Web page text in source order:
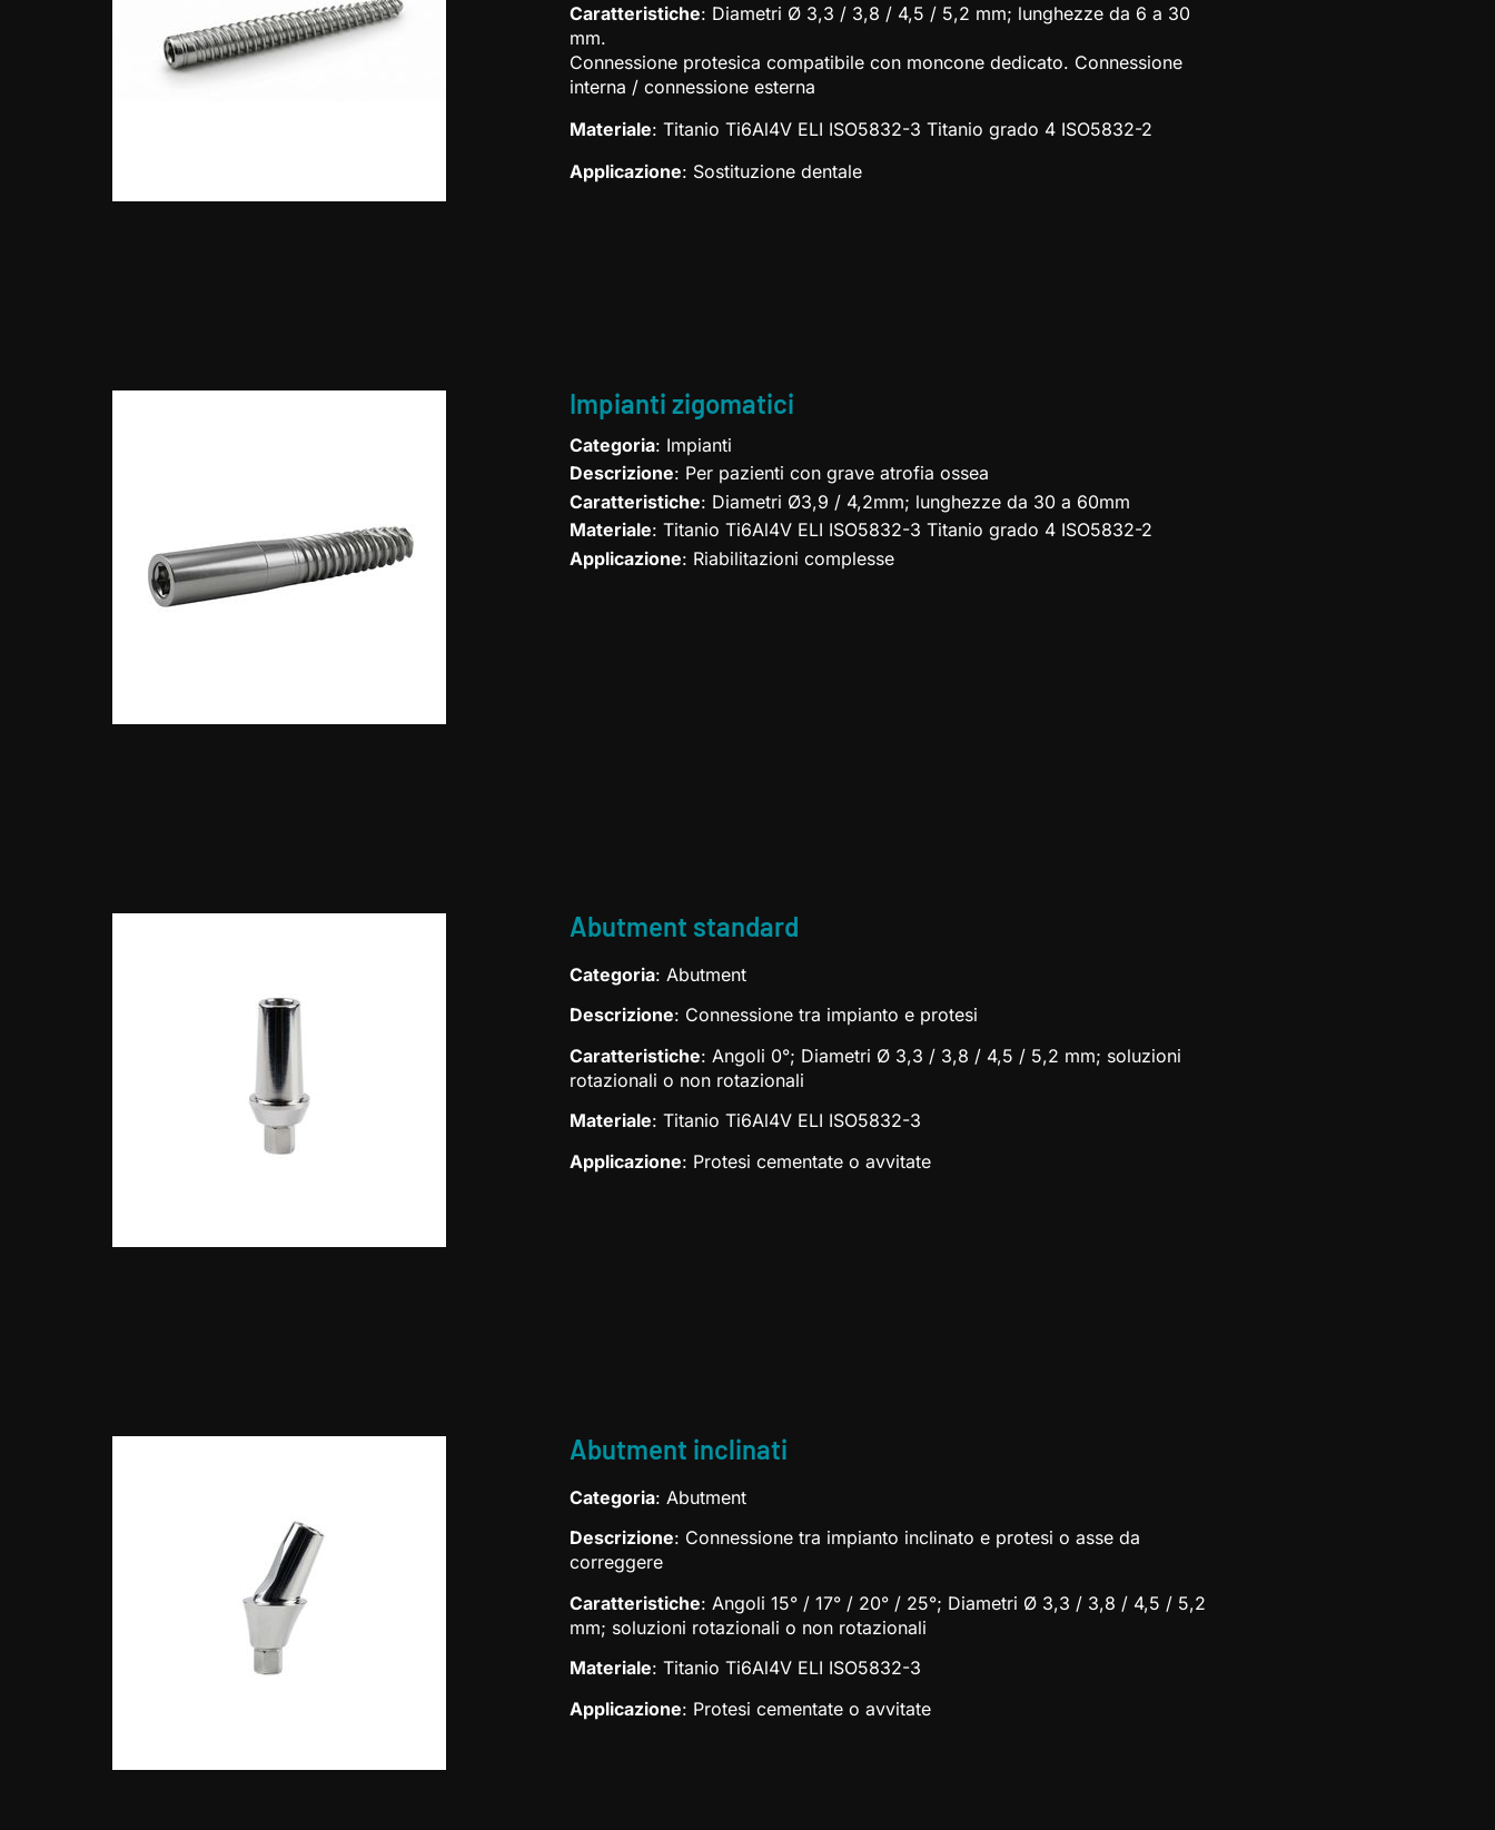
Caratteristiche: Diametri Ø 3,3 / 3,8 / 4,5 / 5,2 mm; lunghezze da 6 a 30
mm.
Connessione protesica compatibile con moncone dedicato. Connessione
interna / connessione esterna
Materiale: Titanio Ti6Al4V ELI ISO5832-3 Titanio grado 4 ISO5832-2
Applicazione: Sostituzione dentale
Impianti zigomatici
Categoria: Impianti
Descrizione: Per pazienti con grave atrofia ossea
Caratteristiche: Diametri Ø3,9 / 4,2mm; lunghezze da 30 a 60mm
Materiale: Titanio Ti6Al4V ELI ISO5832-3 Titanio grado 4 ISO5832-2
Applicazione: Riabilitazioni complesse
Abutment standard
Categoria: Abutment
Descrizione: Connessione tra impianto e protesi
Caratteristiche: Angoli 0°; Diametri Ø 3,3 / 3,8 / 4,5 / 5,2 mm; soluzioni
rotazionali o non rotazionali
Materiale: Titanio Ti6Al4V ELI ISO5832-3
Applicazione: Protesi cementate o avvitate
Abutment inclinati
Categoria: Abutment
Descrizione: Connessione tra impianto inclinato e protesi o asse da
correggere
Caratteristiche: Angoli 15° / 17° / 20° / 25°; Diametri Ø 3,3 / 3,8 / 4,5 / 5,2
mm; soluzioni rotazionali o non rotazionali
Materiale: Titanio Ti6Al4V ELI ISO5832-3
Applicazione: Protesi cementate o avvitate